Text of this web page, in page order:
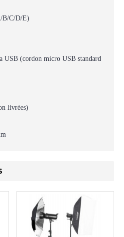
B/C/D/E)
(cordon micro USB standard
livrées)